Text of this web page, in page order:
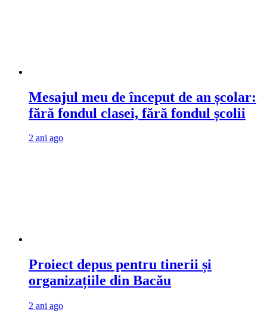
Mesajul meu de început de an școlar:
fără fondul clasei, fără fondul școlii
2 ani ago
Proiect depus pentru tinerii și
organizațiile din Bacău
2 ani ago